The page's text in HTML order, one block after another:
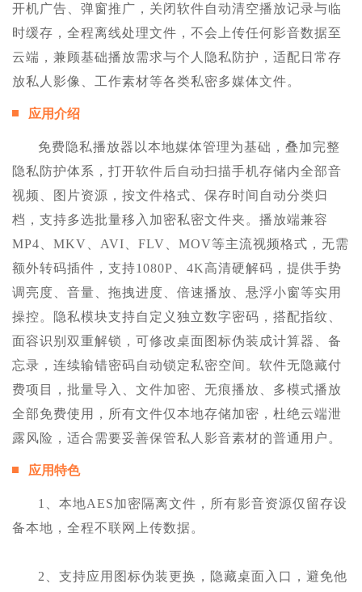
开机广告、弹窗推广，关闭软件自动清空播放记录与临
时缓存，全程离线处理文件，不会上传任何影音数据至
云端，兼顾基础播放需求与个人隐私防护，适配日常存
放私人影像、工作素材等各类私密多媒体文件。
应用介绍
免费隐私播放器以本地媒体管理为基础，叠加完整
隐私防护体系，打开软件后自动扫描手机存储内全部音
视频、图片资源，按文件格式、保存时间自动分类归
档，支持多选批量移入加密私密文件夹。播放端兼容
MP4、MKV、AVI、FLV、MOV等主流视频格式，无需
额外转码插件，支持1080P、4K高清硬解码，提供手势
调亮度、音量、拖拽进度、倍速播放、悬浮小窗等实用
操控。隐私模块支持自定义独立数字密码，搭配指纹、
面容识别双重解锁，可修改桌面图标伪装成计算器、备
忘录，连续输错密码自动锁定私密空间。软件无隐藏付
费项目，批量导入、文件加密、无痕播放、多模式播放
全部免费使用，所有文件仅本地存储加密，杜绝云端泄
露风险，适合需要妥善保管私人影音素材的普通用户。
应用特色
1、本地AES加密隔离文件，所有影音资源仅留存设
备本地，全程不联网上传数据。
2、支持应用图标伪装更换，隐藏桌面入口，避免他